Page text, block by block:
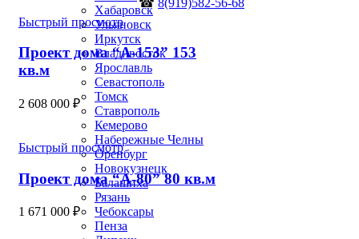
Хабаровск
Ульяновск
Иркутск
Владивосток
Ярославль
Севастополь
Томск
Ставрополь
Кемерово
Набережные Челны
Оренбург
Новокузнецк
Балашиха
Рязань
Чебоксары
Пенза
☎ 8(919)582-56-68
Быстрый просмотр
Проект дома “А-153” 153
кв.м
2 608 000 ₽
Быстрый просмотр
Проект дома “А-80” 80 кв.м
1 671 000 ₽